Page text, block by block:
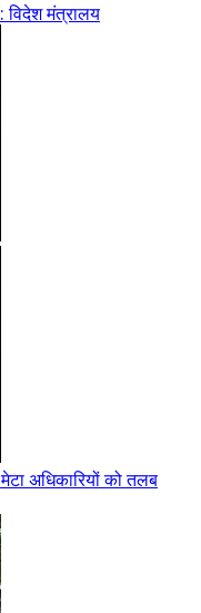
विदेश मंत्रालय
अधिकारियों को तलब